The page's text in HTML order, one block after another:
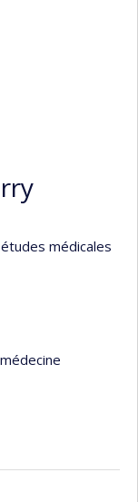
médicales